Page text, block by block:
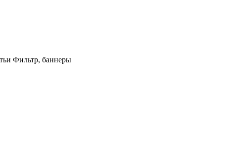
Фильтр, баннеры